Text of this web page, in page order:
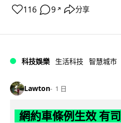
116 9 ↗ 分享
科技娛樂 生活科技 智慧城市
Lawton 1 日
網約車條例生效 有